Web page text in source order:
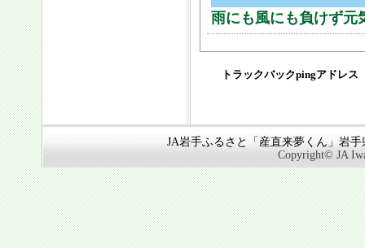
雨にも風にも負けず元
トラックバックpingアドレス
JA岩手ふるさと「産直来夢くん」岩
Copyright© JA